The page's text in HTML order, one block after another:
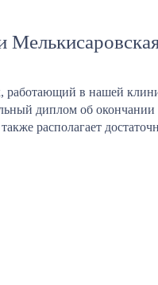
работающий в нашей
диплом об окончании
располагает